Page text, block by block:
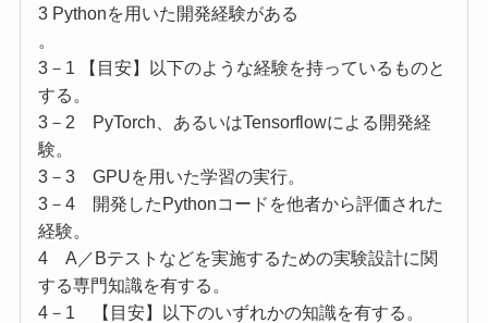
3 Pythonを用いた開発経験がある
。
3－1 【目安】以下のような経験を持っているものと
する。
3－2 PyTorch、あるいはTensorflowによる開発経
験。
3－3 GPUを用いた学習の実行。
3－4 開発したPythonコードを他者から評価された
経験。
4 A／Bテストなどを実施するための実験設計に関
する専門知識を有する。
4－1 【目安】以下のいずれかの知識を有する。